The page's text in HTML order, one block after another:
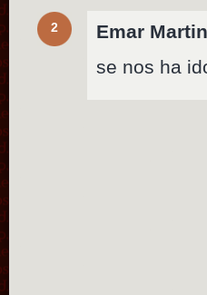
2 Emar
se nos ha